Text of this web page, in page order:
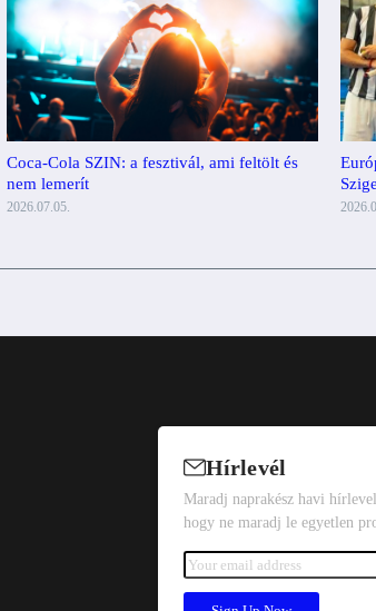
Coca-Cola SZIN: a fesztivál, ami feltölt és
nem lemerít
2026.07.05.
Hírlevél
Maradj naprakész havi
hogy ne maradj le egyetlen